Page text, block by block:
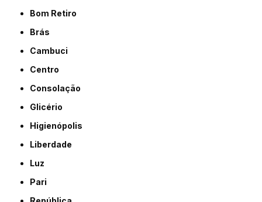
Bom Retiro
Brás
Cambuci
Centro
Consolação
Glicério
Higienópolis
Liberdade
Luz
Pari